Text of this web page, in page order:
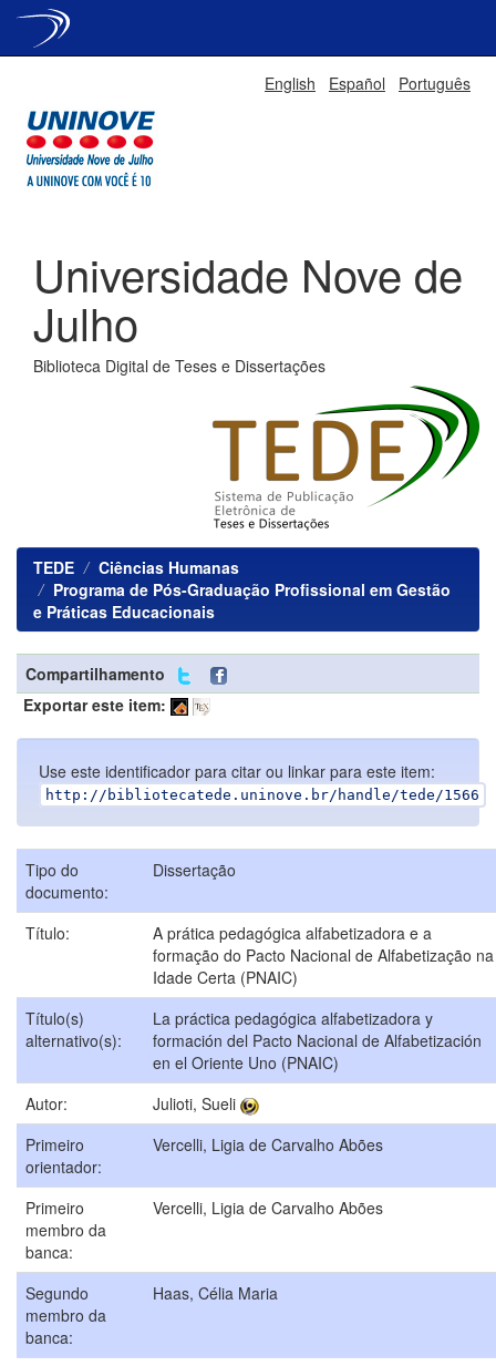
English Español Português
Universidade Nove de
Julho
Biblioteca Digital de Teses e Dissertações
TEDE
Ciências Humanas
Programa de Pós-Graduação Profissional em Gestão
e Práticas Educacionais
Compartilhamento
Exportar este item:
Use este identificador para citar ou linkar para este item:
http://bibliotecatede.uninove.br/handle/tede/1566
Tipo do
documento:
Dissertação
Título:
A prática pedagógica alfabetizadora e a
formação do Pacto Nacional de Alfabetização na
Idade Certa (PNAIC)
Título(s)
alternativo(s):
La práctica pedagógica alfabetizadora y
formación del Pacto Nacional de Alfabetización
en el Oriente Uno (PNAIC)
Autor:
Julioti, Sueli
Primeiro
orientador:
Vercelli, Ligia de Carvalho Abões
Primeiro
membro da
banca:
Vercelli, Ligia de Carvalho Abões
Segundo
membro da
banca:
Haas, Célia Maria